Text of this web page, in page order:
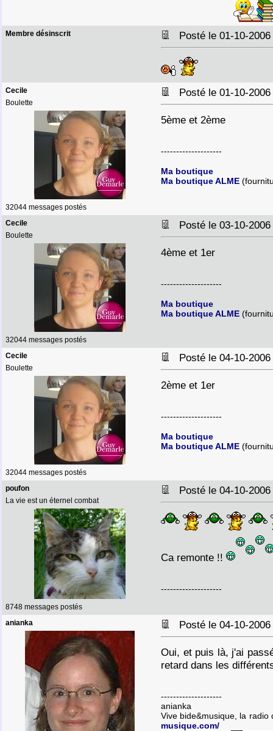
Membre désinscrit Posté le 01-10-
Cecile
Boulette
32044 messages postés
Posté le 01-10-
5ème et 2ème
--------------------
Ma boutique
Ma boutique ALME
Cecile
Boulette
32044 messages postés
Posté le 03-10-
4ème et 1er
--------------------
Ma boutique
Ma boutique ALME
Cecile
Boulette
32044 messages postés
Posté le 04-10-
2ème et 1er
--------------------
Ma boutique
Ma boutique ALME
poufon
La vie est un éternel combat
8748 messages postés
Posté le 04-10-
Ca remonte !!
--------------------
anianka Posté le 04-10-
Oui, et puis là, j'ai
retard dans les
--------------------
anianka
Vive bide&musique, la
musique.com/